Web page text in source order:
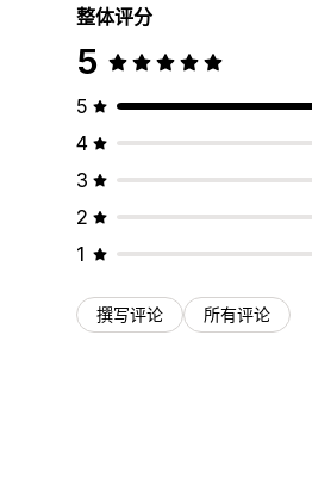
整体评分
5
5
4
3
2
1
撰写评论 所有评论